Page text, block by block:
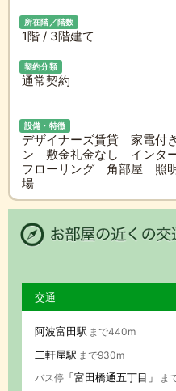
所在階／階数
1階 / 3階建て
契約分類
通常契約
設備・特徴
デザイナーズ賃貸 家電
ン 敷金礼金なし インタ
フローリング 角部屋 照
場
交通
阿波富田駅 まで440m
二軒屋駅 まで930m
バス停「富田橋通五丁目」
ま